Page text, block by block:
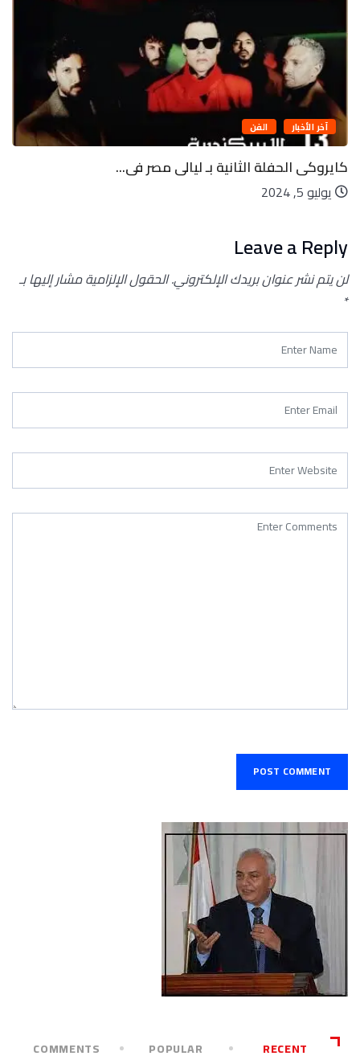
آخر الأخبار الفن
كايروكى الحفلة الثانية بـ ليالى مصر فى...
يوليو 5, 2024
Leave a Reply
لن يتم نشر عنوان بريدك الإلكتروني.الحقول الإلزامية مشار إليها بـ
*
RECENT
POPULAR
COMMENTS